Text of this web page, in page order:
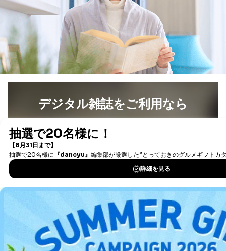
デジタル雑誌をご利用なら
書籍）が無料で読み放題！
DOWNLOAD FOR IOS
DOWNLOAD FOR ANDROID
ご利用方法はこちら